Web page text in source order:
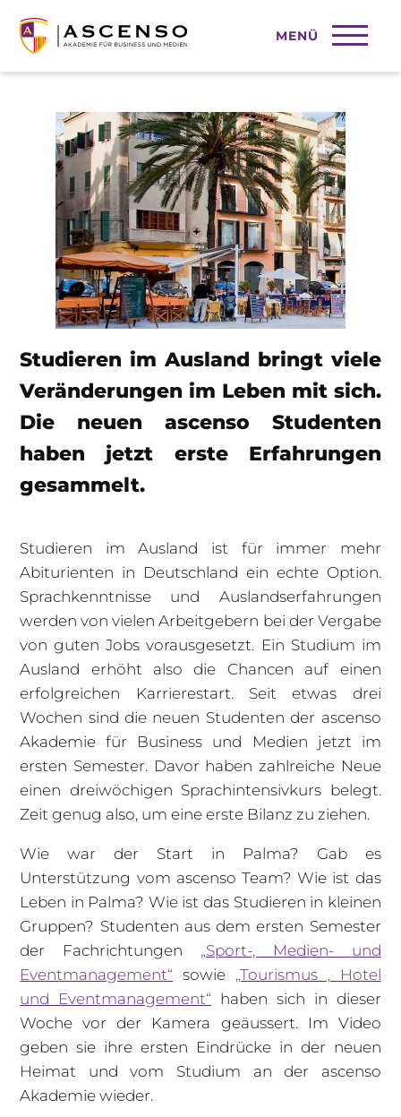
MENÜ
Studieren im Ausland
Studieren im Ausland bringt viele
Veränderungen im Leben mit sich.
Die neuen ascenso Studenten
haben jetzt erste Erfahrungen
gesammelt.
Studieren im Ausland ist für immer mehr
Abiturienten in Deutschland ein echte Option.
Sprachkenntnisse und Auslandserfahrungen
werden von vielen Arbeitgebern bei der Vergabe
von guten Jobs vorausgesetzt. Ein Studium im
Ausland erhöht also die Chancen auf einen
erfolgreichen Karrierestart. Seit etwas drei
Wochen sind die neuen Studenten der ascenso
Akademie für Business und Medien jetzt im
ersten Semester. Davor haben zahlreiche Neue
einen dreiwöchigen Sprachintensivkurs belegt.
Zeit genug also, um eine erste Bilanz zu ziehen.
Wie war der Start in Palma? Gab es
Unterstützung vom ascenso Team? Wie ist das
Leben in Palma? Wie ist das Studieren in kleinen
Gruppen? Studenten aus dem ersten Semester
der Fachrichtungen „Sport-, Medien- und
Eventmanagement“ sowie „Tourismus , Hotel
und Eventmanagement“ haben sich in dieser
Woche vor der Kamera geäussert. Im Video
geben sie ihre ersten Eindrücke in der neuen
Heimat und vom Studium an der ascenso
Akademie wieder.